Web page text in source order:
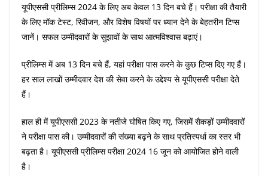
यूपीएससी प्रीलिम्स 2024 के लिए अब केवल 13 दिन बचे हैं। परीक्षा की तैयारी
के लिए मॉक टेस्ट, रिवीजन, और विशेष विषयों पर ध्यान देने के बेहतरीन टिप्स
जानें। सफल उम्मीदवारों के सुझावों के साथ आत्मविश्वास बढ़ाएं।
प्रीलिम्स में अब 13 दिन बचे हैं, यहां परीक्षा पास करने के कुछ टिप्स दिए गए हैं।
हर साल लाखों उम्मीदवार देश की सेवा करने के उद्देश्य से यूपीएससी परीक्षा देते
हैं।
हाल ही में यूपीएससी 2023 के नतीजे घोषित किए गए, जिसमें सैकड़ों उम्मीदवारों
ने परीक्षा पास की। उम्मीदवारों की संख्या बढ़ने के साथ प्रतिस्पर्धा का स्तर भी
बढ़ता है। यूपीएससी प्रीलिम्स परीक्षा 2024 16 जून को आयोजित होने वाली
है।